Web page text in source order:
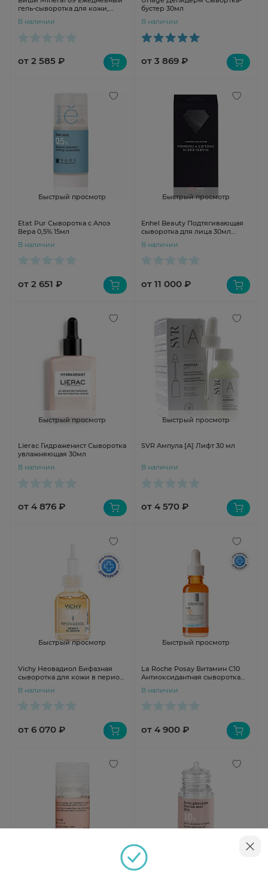
гель-сыворотка для кожи,
воздействиям 50 мл
В наличии
от 2 585 ₽
бустер 30мл
В наличии
от 3 869 ₽
Быстрый просмотр
Etat Pur Сыворотка с Алоэ
Вера 0,5% 15мл
В наличии
от 2 651 ₽
Быстрый просмотр
Enhel Beauty Подтягивающая
сыворотка для лица 30мл
В наличии
от 11 000 ₽
Быстрый просмотр
Lierac Гидраженист Сыворотка
увлажняющая 30мл
В наличии
от 4 876 ₽
Быстрый просмотр
SVR Ампула [А] Лифт 30 мл
В наличии
от 4 570 ₽
Быстрый просмотр
Vichy Неовадиол Бифазная
сыворотка для кожи в период
В наличии
от 6 070 ₽
Быстрый просмотр
La Roche Posay Витамин С10
Антиоксидантная сыворотка
В наличии
от 4 900 ₽